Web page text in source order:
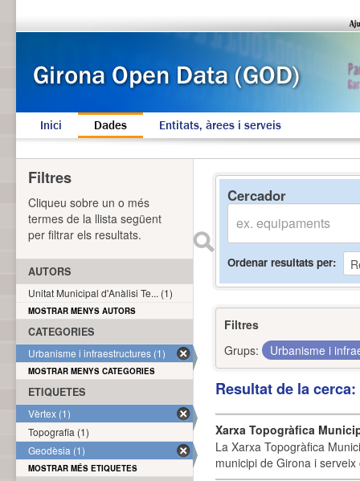
Inici Dades Entitats, àrees i serveis
Cercador
Ordenar resultats per
Filtres
Grups:
Urbanisme i
Resultat de la
Xarxa Topogràfica
La Xarxa Topogràfica
municipi de Girona i
Filtres
Cliqueu sobre un o més
termes de la llista següent
per filtrar els resultats.
AUTORS
Unitat Municipal d'Anàlisi Te... (1)
MOSTRAR MENYS AUTORS
CATEGORIES
Urbanisme i infraestructures (1)
MOSTRAR MENYS CATEGORIES
ETIQUETES
Vèrtex (1)
Topografia (1)
Geodèsia (1)
MOSTRAR MÉS ETIQUETES